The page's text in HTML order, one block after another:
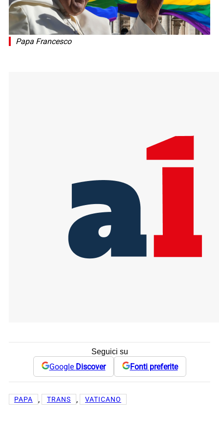
Papa Francesco
Seguici su
Google Discover Fonti preferite
PAPA , TRANS , VATICANO